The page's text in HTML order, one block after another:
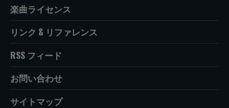
楽曲ライセンス
リンク & リファレンス
RSS フィード
お問い合わせ
サイトマップ